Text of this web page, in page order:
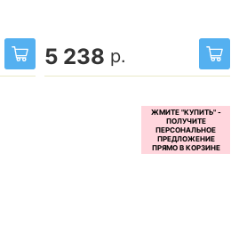
5 238 р.